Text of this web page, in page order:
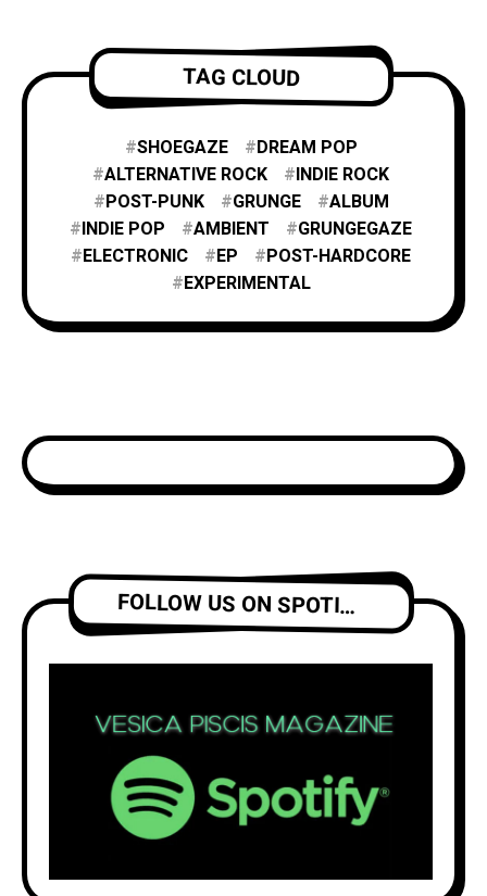
TAG CLOUD
SHOEGAZE
DREAM POP
ALTERNATIVE ROCK
INDIE ROCK
POST-PUNK
GRUNGE
ALBUM
INDIE POP
AMBIENT
GRUNGEGAZE
ELECTRONIC
EP
POST-HARDCORE
EXPERIMENTAL
FOLLOW US ON SPOTIFY